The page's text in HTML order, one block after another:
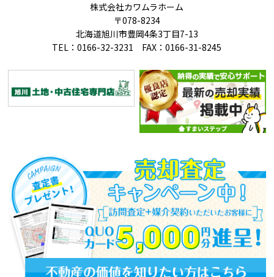
株式会社カワムラホーム
〒078-8234
北海道旭川市豊岡4条3丁目7-13
TEL：0166-32-3231 FAX：0166-31-8245